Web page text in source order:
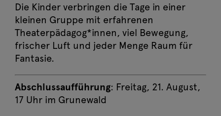
Die Kinder verbringen die Tage in einer
kleinen Gruppe mit erfahrenen
Theaterpädagog*innen, viel Bewegung,
frischer Luft und jeder Menge Raum für
Fantasie.
Abschlussaufführung: Freitag, 21. August,
17 Uhr im Grunewald